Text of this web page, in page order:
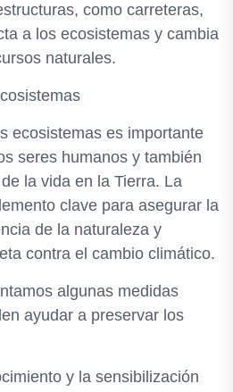
como carreteras,
a los ecosistemas y cambia
naturales.
ecosistemas es importante
seres humanos y también
la vida en la Tierra. La
clave para asegurar la
de la naturaleza y
contra el cambio climático.
algunas medidas
ayudar a preservar los
y la sensibilización